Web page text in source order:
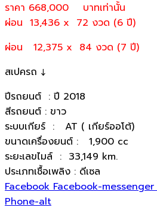
ราคา 668,000
บาทเท่านั้น
ผ่อน 13,436 x 72 งวด (6 ปี)
ผ่อน 12,375 x 84 งวด (7 ปี)
สเปครถ ↓
ปีรถยนต์ : ปี 2018
สีรถยนต์ : ขาว
ระบบเกียร์ : AT ( เกียร์ออโต้)
ขนาดเครื่องยนต์ : 1,900 cc
ระยะเลขไมล์ : 33,149 km.
ประเภทเชื้อเพลิง : ดีเซล
Facebook Facebook-messenger
Phone-alt